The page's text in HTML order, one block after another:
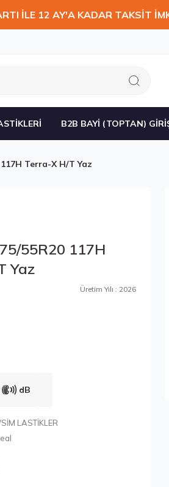
İLE 12 AY'A KADAR TAKSİT
B2B BAYİ (TOPTAN)
Terra-X H/T Yaz
55R20 117H
Yaz
Üretim Yılı : 2026
dB
LASTİKLER